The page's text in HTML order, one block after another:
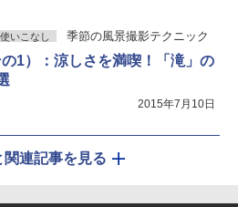
いこなし 季節の風景撮影テクニック
1）：涼しさを満喫！「滝」の
2015年7月10日
関連記事を見る